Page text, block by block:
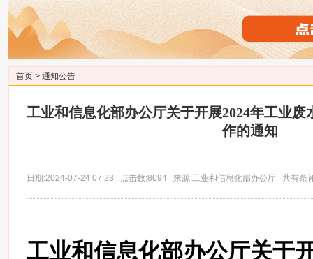
首页 > 通知公告
工业和信息化部办公厅关于开展2024年工业
作的通知
日期:2024-07-24 07:23 点击数:8094 来源:工业和信息化部办公厅 共有条
工业和信息化部办公厅关于